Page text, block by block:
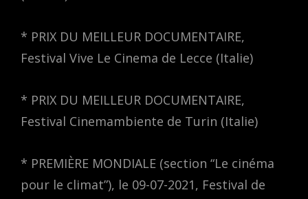
* PRIX DU MEILLEUR DOCUMENTAIRE,
Festival Vive Le Cinema de Lecce (Italie)
* PRIX DU MEILLEUR DOCUMENTAIRE,
Festival Cinemambiente de Turin (Italie)
* PREMIÈRE MONDIALE (section “Le cinéma
pour le climat”), le 09-07-2021, Festival de